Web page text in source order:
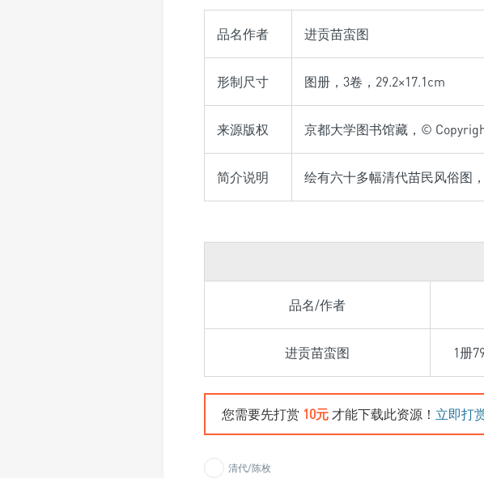
品名作者 进贡苗蛮图
形制尺寸 图册，3卷，29.2×17.1cm
来源版权 京都大学图书馆藏，©
简介说明 绘有六十多幅清代苗民风俗图
品名/作者
进贡苗蛮图 1册
您需要先打赏 10元 才能下载此资源！ 立即打
清代/陈枚